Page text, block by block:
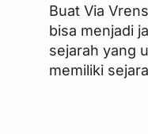
Buat Via
bisa menjadi
sejarah yang
memiliki